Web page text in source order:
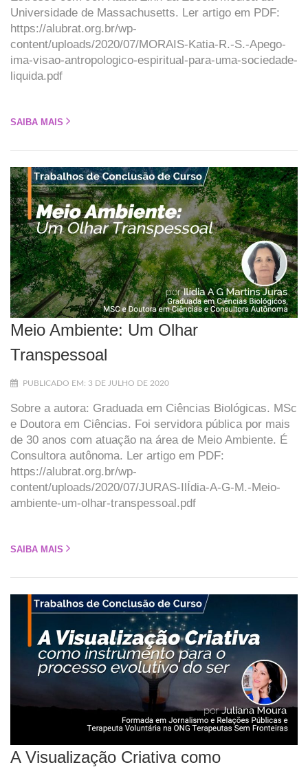
Universidade de Massachusetts. Ler artigo em PDF:
https://alubrat.org.br/wp-
content/uploads/2020/07/MORAIS-Katia-R.-S.-Apego-
ima-visao-antropologico-espiritual-para-uma-sociedade-
liquida.pdf
SAIBA MAIS
Meio Ambiente: Um Olhar
Transpessoal
PUBLICADO EM: 3 DE JULHO DE 2020
Sobre a autora: Graduada em Ciências Biológicas. MSc
e Doutora em Ciências. Foi servidora pública por mais
de 30 anos com atuação na área de Meio Ambiente. É
Consultora autônoma. Ler artigo em PDF:
https://alubrat.org.br/wp-
content/uploads/2020/07/JURAS-IlÍdia-A-G-M.-Meio-
ambiente-um-olhar-transpessoal.pdf
SAIBA MAIS
A Visualização Criativa como